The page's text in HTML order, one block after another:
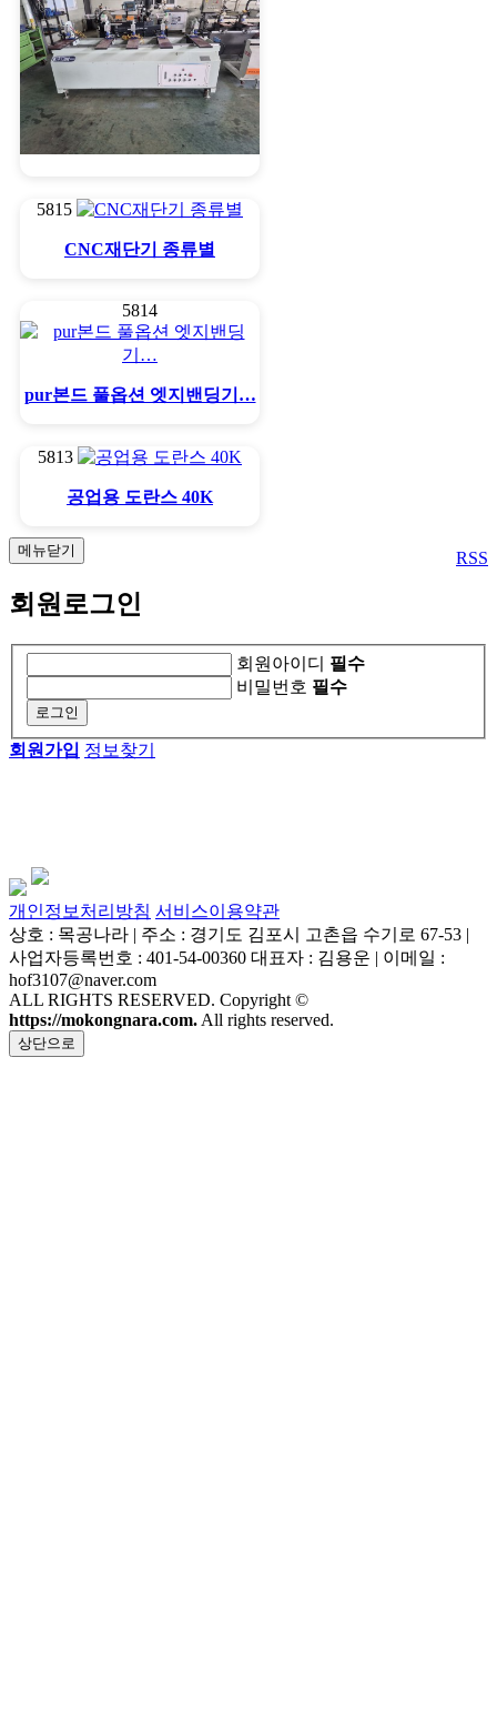
5815
CNC재단기 종류별
5814
pur본드 풀옵션 엣지밴딩기…
5813
공업용 도란스 40K
RSS
메뉴닫기
회원로그인
회원아이디 필수
비밀번호 필수
회원가입 정보찾기
개인정보처리방침 서비스이용약관
상호 : 목공나라 | 주소 : 경기도 김포시 고촌읍 수기로 67-53 |
사업자등록번호 : 401-54-00360 대표자 : 김용운 | 이메일 :
hof3107@naver.com
ALL RIGHTS RESERVED. Copyright ©
https://mokongnara.com. All rights reserved.
상단으로